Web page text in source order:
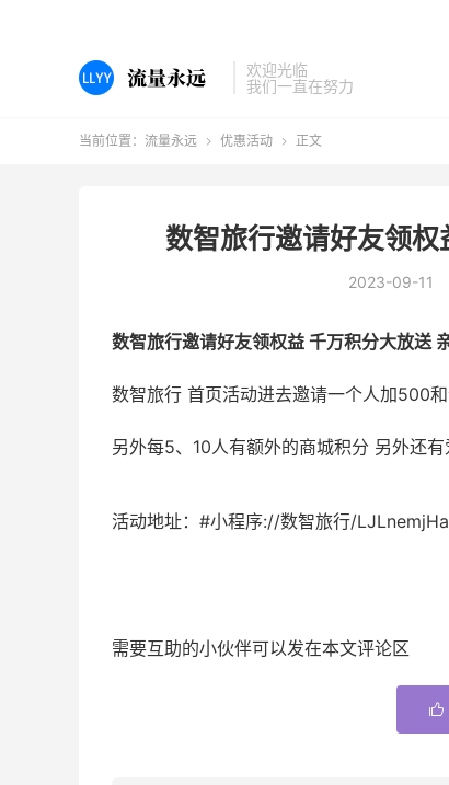
欢迎光临
我们一直在努力
当前位置： 流量永远  优惠活动  正文
数智旅行邀请好友领
2023-09-11
数智旅行邀请好友领权益 千万积分大放送
数智旅行 首页活动进去邀请一个人加500
另外每5、10人有额外的商城积分 另外还有
活动地址：#小程序://数智旅行/
需要互助的小伙伴可以发在本文评论区
